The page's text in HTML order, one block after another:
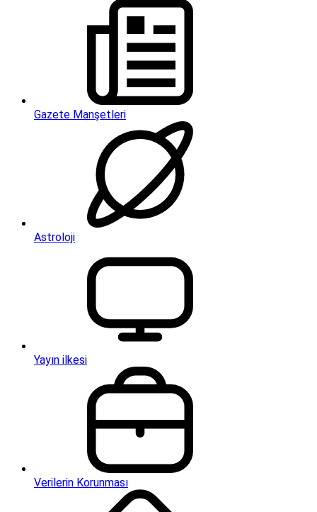
Gazete Manşetleri
Astroloji
Yayın ilkesi
Verilerin Korunması